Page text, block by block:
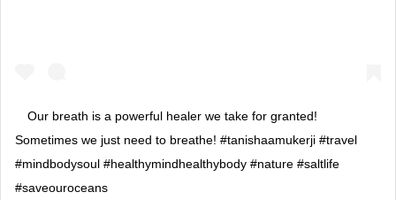
Our breath is a powerful healer we take for granted!
Sometimes we just need to breathe! #tanishaamukerji #travel
#mindbodysoul #healthymindhealthybody #nature #saltlife
#saveouroceans